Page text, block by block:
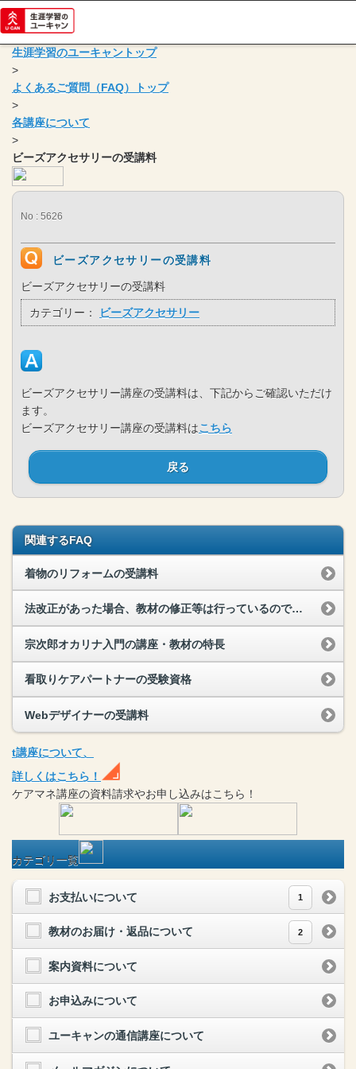
生涯学習のユーキャントップ
>
よくあるご質問（FAQ）トップ
>
各講座について
>
ビーズアクセサリーの受講料
No : 5626
ビーズアクセサリーの受講料
ビーズアクセサリーの受講料
カテゴリー： ビーズアクセサリー
ビーズアクセサリー講座の受講料は、下記からご確認いただけ
ます。
ビーズアクセサリー講座の受講料はこちら
戻る
関連するFAQ
着物のリフォームの受講料
法改正があった場合、教材の修正等は行っているのですか？
宗次郎オカリナ入門の講座・教材の特長
看取りケアパートナーの受験資格
Webデザイナーの受講料
t講座について、
詳しくはこちら！
ケアマネ講座の資料請求やお申し込みはこちら！
カテゴリ一覧
お支払いについて 1
教材のお届け・返品について 2
案内資料について
お申込みについて
ユーキャンの通信講座について